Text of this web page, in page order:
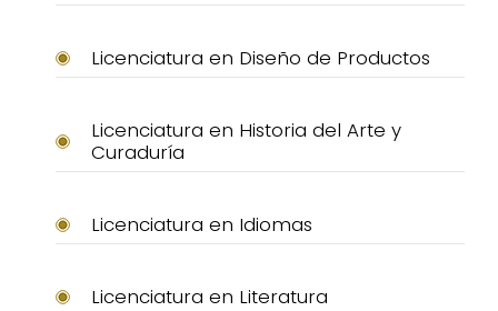
Licenciatura en Diseño de Productos
Licenciatura en Historia del Arte y
Curaduría
Licenciatura en Idiomas
Licenciatura en Literatura